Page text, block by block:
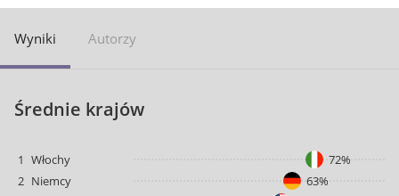
Wyniki Autorzy
Średnie krajów
1 Włochy
72%
2 Niemcy
63%